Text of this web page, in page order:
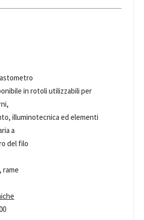
in rotoli utilizzabili per
illuminotecnica ed elementi
a
del filo
rame